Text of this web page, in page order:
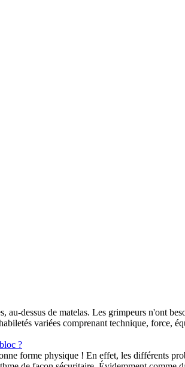
dessus de matelas. Les grimpeurs n'ont
variées comprenant technique, force,
?
forme physique ! En effet, les différents